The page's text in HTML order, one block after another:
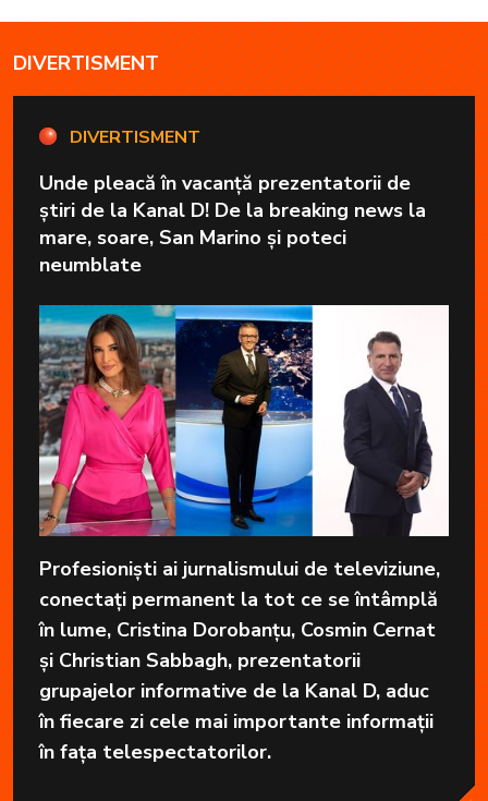
DIVERTISMENT
DIVERTISMENT
Unde pleacă în vacanță prezentatorii de
știri de la Kanal D! De la breaking news la
mare, soare, San Marino și poteci
neumblate
Profesioniști ai jurnalismului de televiziune,
conectați permanent la tot ce se întâmplă
în lume, Cristina Dorobanțu, Cosmin Cernat
și Christian Sabbagh, prezentatorii
grupajelor informative de la Kanal D, aduc
în fiecare zi cele mai importante informații
în fața telespectatorilor.